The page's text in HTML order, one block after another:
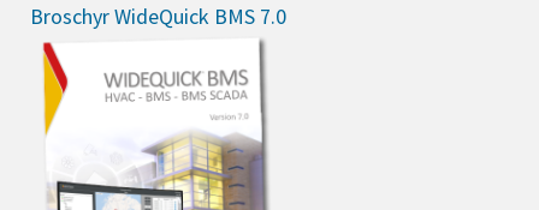
Broschyr WideQuick BMS 7.0